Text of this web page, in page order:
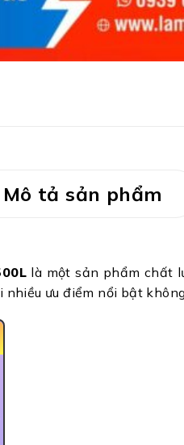
Mô tả sản phẩm
là một sản phẩm chất
ưu điểm nổi bật